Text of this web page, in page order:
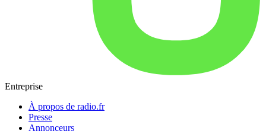
Entreprise
À propos de radio.fr
Presse
Annonceurs